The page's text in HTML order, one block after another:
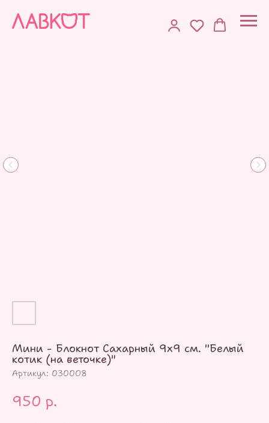
Мини - Блокнот Сахарный 9х9 см. "Белый
котик (на веточке)"
Артикул: 030008
950 р.